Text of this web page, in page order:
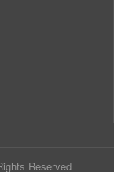
Reserved